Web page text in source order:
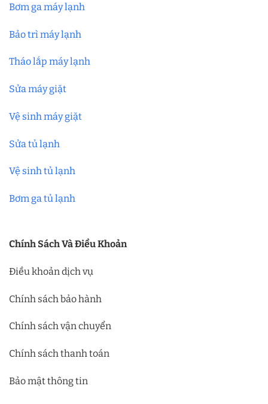
Bơm ga máy lạnh
Bảo trì máy lạnh
Tháo lắp máy lạnh
Sửa máy giặt
Vệ sinh máy giặt
Sửa tủ lạnh
Vệ sinh tủ lạnh
Bơm ga tủ lạnh
Chính Sách Và Điều Khoản
Điều khoản dịch vụ
Chính sách bảo hành
Chính sách vận chuyển
Chính sách thanh toán
Bảo mật thông tin